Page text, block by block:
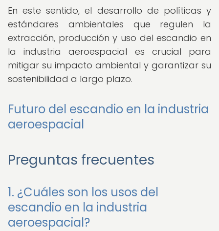
En este sentido, el desarrollo de políticas y
estándares ambientales que regulen la
extracción, producción y uso del escandio en
la industria aeroespacial es crucial para
mitigar su impacto ambiental y garantizar su
sostenibilidad a largo plazo.
Futuro del escandio en la industria
aeroespacial
Preguntas frecuentes
1. ¿Cuáles son los usos del
escandio en la industria
aeroespacial?